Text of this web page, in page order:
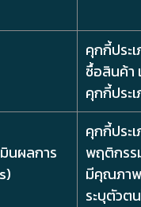
คุกกี้ประ
ซื้อสินค้า
คุกกี้ประ
มินผลการ
คุกกี้ประ
พฤติกรร
มีคุณภาพ
ระบุตัวต